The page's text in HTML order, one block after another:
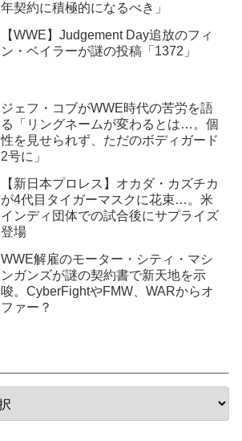
年契約に積極的になるべき」
【WWE】Judgement Day追放のフィ
ン・ベイラーが謎の投稿「1372」
ジェフ・コブがWWE時代の苦労を語
る「リングネームが変わるとは…。個
性を見せられず、ただのボディガード
2号に」
【新日本プロレス】オカダ・カズチカ
が4代目タイガーマスクに花束…。米
インディ団体での試合後にサプライズ
登場
WWE解雇のモーター・シティ・マシ
ンガンズが謎の契約書で新天地を示
唆。CyberFightやFMW、WARからオ
ファー？